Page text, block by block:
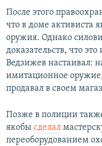
После этого
что в доме активиста
оружия. Однако
доказательств, что
Ведзижев настаивал:
имитационное
продавал в своем
Позже в полиции
якобы сделал
переоборудованием